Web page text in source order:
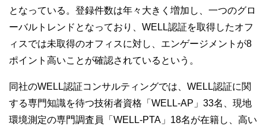
となっている。登録件数は年々大きく増加し、一つのグロ
ーバルトレンドとなっており、 WELL認証を取得したオフ
ィスでは未取得のオフィスに対し、エンゲージメントが8
ポイント高いことが確認されているという。
同社のWELL認証コンサルティングでは、 WELL認証に関
する専門知識を待つ技術者資格「 WELL-AP 」 33名、現地
環境測定の専門調査員「 WELL-PTA 」 18名が在籍し、高い